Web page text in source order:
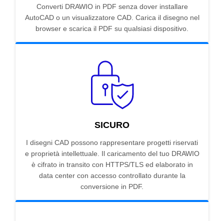
Converti DRAWIO in PDF senza dover installare
AutoCAD o un visualizzatore CAD. Carica il disegno nel
browser e scarica il PDF su qualsiasi dispositivo.
SICURO
I disegni CAD possono rappresentare progetti riservati
e proprietà intellettuale. Il caricamento del tuo DRAWIO
è cifrato in transito con HTTPS/TLS ed elaborato in
data center con accesso controllato durante la
conversione in PDF.